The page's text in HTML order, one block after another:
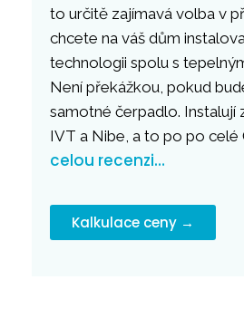
to určitě zajímavá volba v
chcete na váš dům
technologii spolu s
Není překážkou, pokud
samotné čerpadlo. Instalují
IVT a Nibe, a to po po celé
celou recenzi…
Kalkulace ceny →